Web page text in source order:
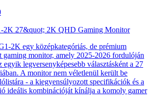
2K 27&quot; 2K QHD Gaming Monitor
2K egy középkategóriás, de prémium
monitor, amely 2025-2026 fordulóján
egyik legversenyképesebb választásként a 27
A monitor nem véletlenül került be
- a kiegyensúlyozott specifikációk és a
ideális kombinációját kínálja a komoly gamer